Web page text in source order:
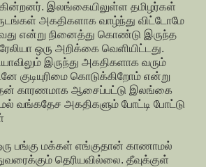
இலங்கையிலுள்ள தமிழர்கள்
அகதிகளாக வாழ்ந்து விட்டோமே
என்று நினைத்து கொண்டு இருந்த
ஒரு அறிக்கை வெளியிட்டது.
இருந்து அகதிகளாக வரும்
குடியுரிமை கொடுக்கிறோம் என்று
காரணமாக ஆசைப்பட்டு இலங்கை
வங்கதேச அகதிகளும் போட்டி போட்டு
பங்கு மக்கள் எங்குதான் காணாமல்
தெரியவில்லை. தீவுக்குள்